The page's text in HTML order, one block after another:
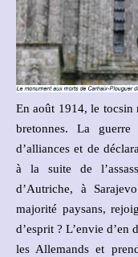
En août 1914, le tocsin
bretonnes. La guerre
d’alliances et de
à la suite de
d’Autriche, à
majorité paysans,
d’esprit ? L’envie d’en
les Allemands et